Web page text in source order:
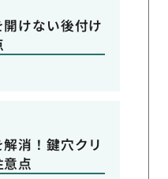
けない後付け
消！鍵穴クリ
点